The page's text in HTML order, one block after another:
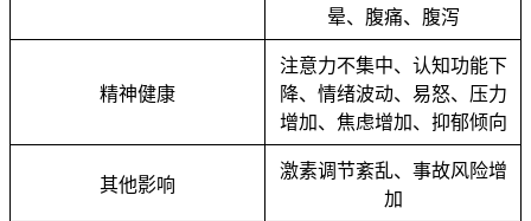
晕、腹痛、腹泻
精神健康
注意力不集中、认知功能下
降、情绪波动、易怒、压力
增加、焦虑增加、抑郁倾向
其他影响
激素调节紊乱、事故风险增
加